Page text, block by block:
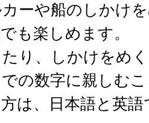
ーや船のしかけ
も楽しめます。
り、しかけをめ
の数字に親しむこ
は、日本語と英語